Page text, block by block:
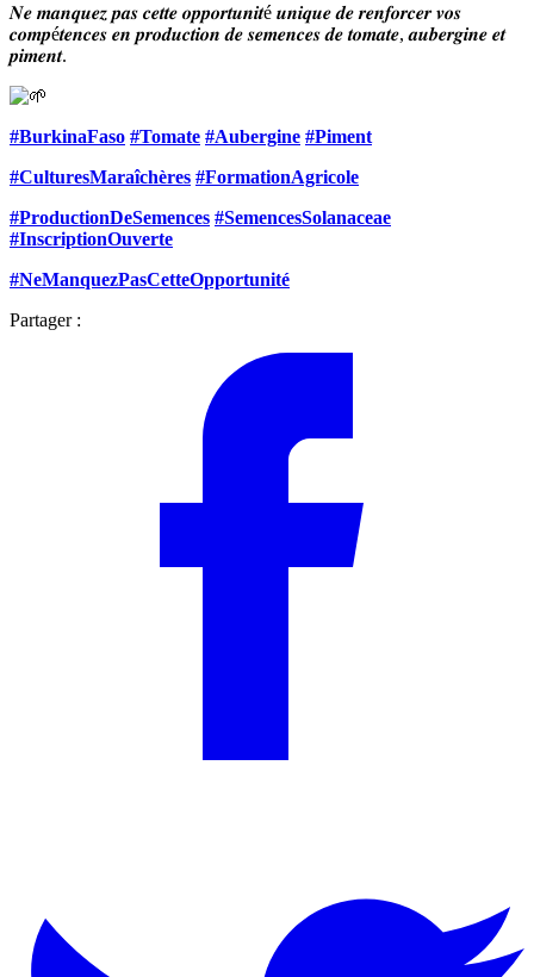
𝑵𝒆 𝒎𝒂𝒏𝒒𝒖𝒆𝒛 𝒑𝒂𝒔 𝒄𝒆𝒕𝒕𝒆 𝒐𝒑𝒑𝒐𝒓𝒕𝒖𝒏𝒊𝒕é 𝒖𝒏𝒊𝒒𝒖𝒆 𝒅𝒆 𝒓𝒆𝒏𝒇𝒐𝒓𝒄𝒆𝒓 𝒗𝒐𝒔
𝒄𝒐𝒎𝒑é𝒕𝒆𝒏𝒄𝒆𝒔 𝒆𝒏 𝒑𝒓𝒐𝒅𝒖𝒄𝒕𝒊𝒐𝒏 𝒅𝒆 𝒔𝒆𝒎𝒆𝒏𝒄𝒆𝒔 𝒅𝒆 𝒕𝒐𝒎𝒂𝒕𝒆, 𝒂𝒖𝒃𝒆𝒓𝒈𝒊𝒏𝒆 𝒆𝒕
𝒑𝒊𝒎𝒆𝒏𝒕.
#BurkinaFaso #Tomate #Aubergine #Piment
#CulturesMaraîchères #FormationAgricole
#ProductionDeSemences #SemencesSolanaceae
#InscriptionOuverte
#NeManquezPasCetteOpportunité
Partager :